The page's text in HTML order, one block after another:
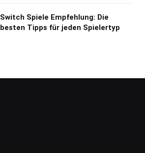
Switch Spiele Empfehlung: Die
besten Tipps für jeden Spielertyp